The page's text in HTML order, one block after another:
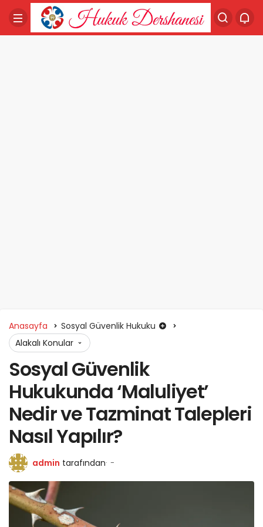
Anasayfa
Sosyal Güvenlik Hukuku
Alakalı Konular
Sosyal Güvenlik
Hukukunda ‘Maluliyet’
Nedir ve Tazminat Talepleri
Nasıl Yapılır?
admin tarafından -